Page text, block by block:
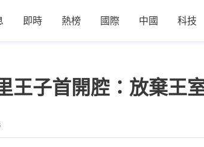
即時 熱榜 國際 中國 科技
王子首開腔：放棄王